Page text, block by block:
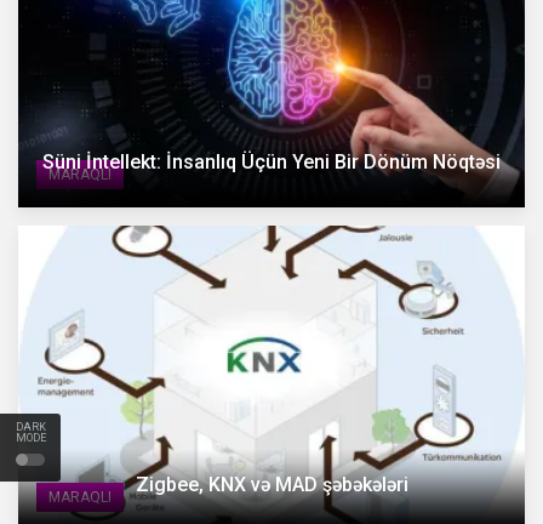
DARK
MODE
MARAQLI
Süni İntellekt: İnsanlıq Üçün Yeni Bir Dönüm Nöqtəsi
MARAQLI
Zigbee, KNX və MAD şəbəkələri